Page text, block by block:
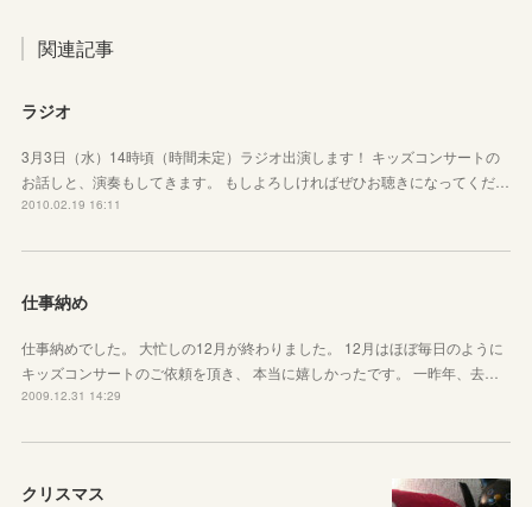
関連記事
ラジオ
3月3日（水）14時頃（時間未定）ラジオ出演します！ キッズコンサートの
お話しと、演奏もしてきます。 もしよろしければぜひお聴きになってくだ…
2010.02.19 16:11
仕事納め
仕事納めでした。 大忙しの12月が終わりました。 12月はほぼ毎日のように
キッズコンサートのご依頼を頂き、 本当に嬉しかったです。 一昨年、去…
2009.12.31 14:29
クリスマス